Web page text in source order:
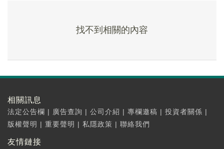
找不到相關的內容
相關訊息
法定公告欄 | 廣告查詢 | 公司介紹 | 專欄邀稿 | 投資者關係 |
版權聲明 | 重要聲明 | 私隱政策 | 聯絡我們
友情鏈接